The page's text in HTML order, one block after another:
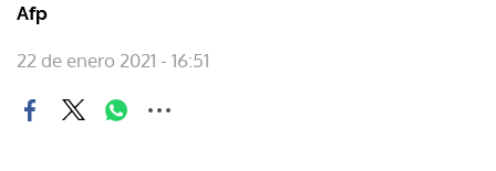
Afp
22 de enero 2021 - 16:51